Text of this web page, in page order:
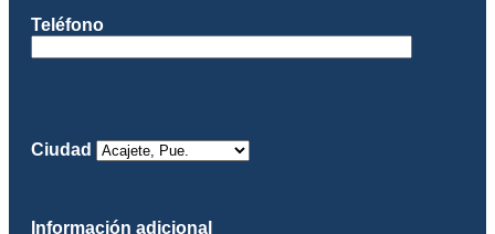
Teléfono
Ciudad
Información adicional